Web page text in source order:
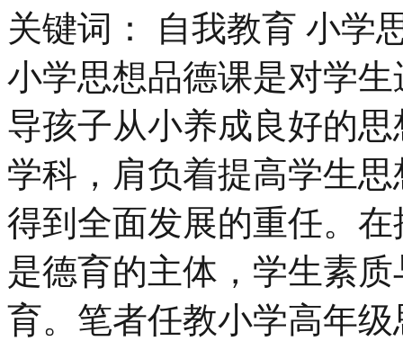
关键词： 自我教育 小学
小学思想品德课是对学
导孩子从小养成良好的
学科，肩负着提高学生
得到全面发展的重任。
是德育的主体，学生素
育。笔者任教小学高年